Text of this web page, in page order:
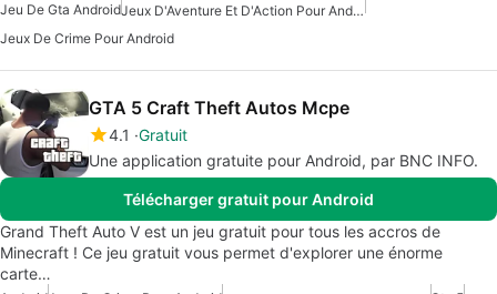
Jeu De Gta Android
Jeux D'Aventure Et D'Action Pour Android
Jeux De Crime Pour Android
GTA 5 Craft Theft Autos Mcpe
4.1 Gratuit
Une application gratuite pour Android, par BNC INFO.
Télécharger gratuit pour Android
Grand Theft Auto V est un jeu gratuit pour tous les accros de
Minecraft ! Ce jeu gratuit vous permet d'explorer une énorme
carte…